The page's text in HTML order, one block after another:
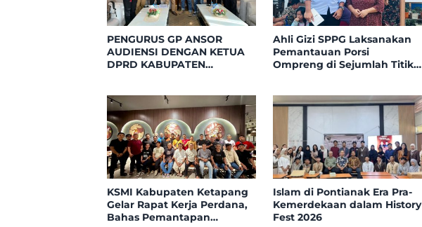
PENGURUS GP ANSOR
AUDIENSI DENGAN KETUA
DPRD KABUPATEN
KEBANGSAAN
Ahli Gizi SPPG Laksanakan
Pemantauan Porsi
Ompreng di Sejumlah Titik
KSMI Kabupaten Ketapang
Gelar Rapat Kerja Perdana,
Bahas Pemantapan
Islam di Pontianak Era Pra-
Kemerdekaan dalam History
Fest 2026